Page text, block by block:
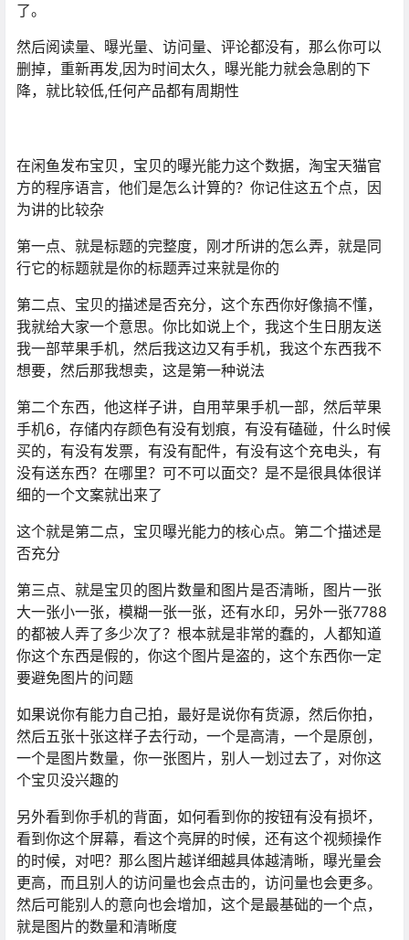
了。
然后阅读量、曝光量、访问量、评论都没有，那么你可以
删掉，重新再发,因为时间太久，曝光能力就会急剧的下
降，就比较低,任何产品都有周期性
在闲鱼发布宝贝，宝贝的曝光能力这个数据，淘宝天猫官
方的程序语言，他们是怎么计算的？你记住这五个点，因
为讲的比较杂
第一点、就是标题的完整度，刚才所讲的怎么弄，就是同
行它的标题就是你的标题弄过来就是你的
第二点、宝贝的描述是否充分，这个东西你好像搞不懂，
我就给大家一个意思。你比如说上个，我这个生日朋友送
我一部苹果手机，然后我这边又有手机，我这个东西我不
想要，然后那我想卖，这是第一种说法
第二个东西，他这样子讲，自用苹果手机一部，然后苹果
手机6，存储内存颜色有没有划痕，有没有磕碰，什么时候
买的，有没有发票，有没有配件，有没有这个充电头，有
没有送东西？在哪里？可不可以面交？是不是很具体很详
细的一个文案就出来了
这个就是第二点，宝贝曝光能力的核心点。第二个描述是
否充分
第三点、就是宝贝的图片数量和图片是否清晰，图片一张
大一张小一张，模糊一张一张，还有水印，另外一张7788
的都被人弄了多少次了？根本就是非常的蠢的，人都知道
你这个东西是假的，你这个图片是盗的，这个东西你一定
要避免图片的问题
如果说你有能力自己拍，最好是说你有货源，然后你拍，
然后五张十张这样子去行动，一个是高清，一个是原创，
一个是图片数量，你一张图片，别人一划过去了，对你这
个宝贝没兴趣的
另外看到你手机的背面，如何看到你的按钮有没有损坏，
看到你这个屏幕，看这个亮屏的时候，还有这个视频操作
的时候，对吧？那么图片越详细越具体越清晰，曝光量会
更高，而且别人的访问量也会点击的，访问量也会更多。
然后可能别人的意向也会增加，这个是最基础的一个点，
就是图片的数量和清晰度